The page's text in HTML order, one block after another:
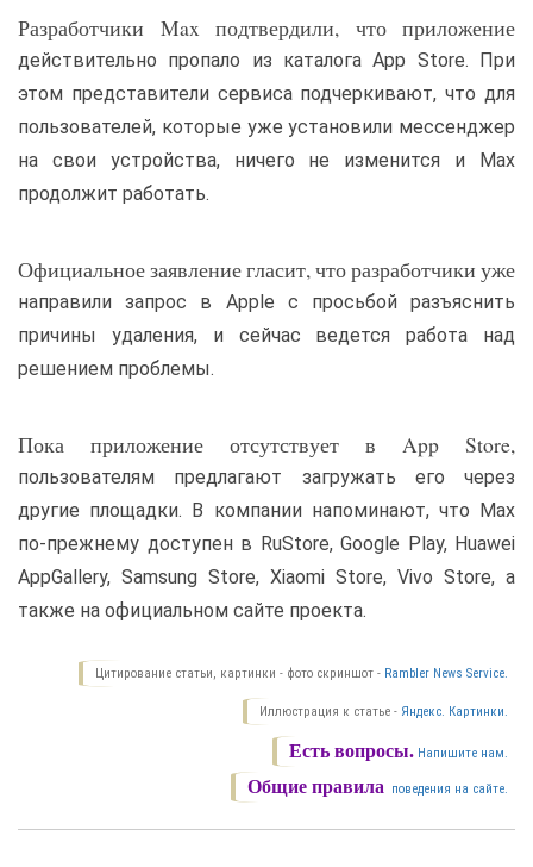
Разработчики Max подтвердили, что приложение
действительно пропало из каталога App Store. При
этом представители сервиса подчеркивают, что для
пользователей, которые уже установили мессенджер
на свои устройства, ничего не изменится и Max
продолжит работать.
Официальное заявление гласит, что разработчики уже
направили запрос в Apple с просьбой разъяснить
причины удаления, и сейчас ведется работа над
решением проблемы.
Пока приложение отсутствует в App Store,
пользователям предлагают загружать его через
другие площадки. В компании напоминают, что Max
по-прежнему доступен в RuStore, Google Play, Huawei
AppGallery, Samsung Store, Xiaomi Store, Vivo Store, а
также на официальном сайте проекта.
Цитирование статьи, картинки - фото скриншот - Rambler News Service.
Иллюстрация к статье - Яндекс. Картинки.
Есть вопросы. Напишите нам.
Общие правила поведения на сайте.